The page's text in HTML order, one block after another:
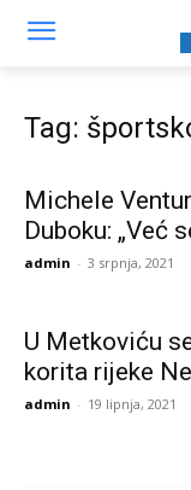
Tag:
Michele
Duboku: „Već
admin - 3 srpnja, 2021
U Metkoviću
korita rijeke
admin - 19 lipnja, 2021